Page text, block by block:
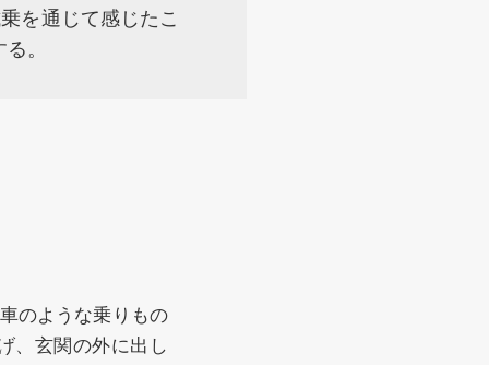
を通じて感じたこ
。
のような乗りもの
、玄関の外に出し